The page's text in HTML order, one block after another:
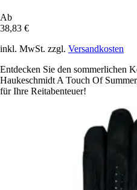
Ab
38,83 €
inkl. MwSt. zzgl. Versandkosten
Entdecken Sie den sommerlichen
Haukeschmidt A Touch Of
für Ihre Reitabenteuer!